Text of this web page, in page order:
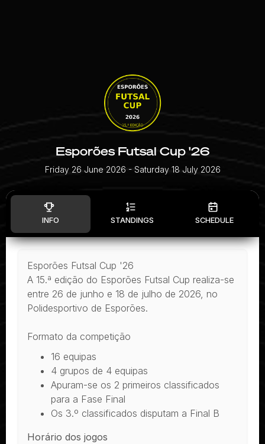
Esporões Futsal Cup '26
Friday 26 June 2026 - Saturday 18 July 2026
INFO STANDINGS SCHEDULE
Esporões Futsal Cup '26
A 15.ª edição do Esporões Futsal Cup realiza-se
entre 26 de junho e 18 de julho de 2026, no
Polidesportivo de Esporões.
Formato da competição
16 equipas
4 grupos de 4 equipas
Apuram-se os 2 primeiros classificados
para a Fase Final
Os 3.º classificados disputam a Final B
Horário dos jogos